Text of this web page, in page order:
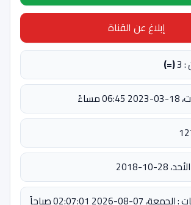
إبلاغ عن القناة
(=)
10-2018
08-2026 02:07:01 صباحاً